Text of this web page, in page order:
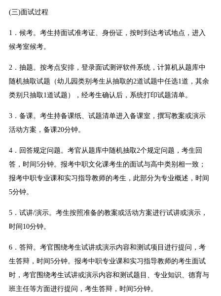
(三)面试过程
1．候考。考生持面试准考证、身份证，按时到达考试地点，进入
候考室候考。
2．抽题。按考点安排，登录面试测评软件系统，计算机从题库中
随机抽取试题（幼儿园类别考生从抽取的2道试题中任选1道，其余
类别只抽取1道试题），经考生确认后，系统打印试题清单。
3．备课。考生持备课纸、试题清单进入备课室，撰写教案或演示
活动方案，备课20分钟。
4．回答规定问题。考官从题库中随机抽取2个规定问题，考生回
答，时间5分钟。报考中职文化课考生的面试与高中类别相一致；
报考中职专业课和实习指导教师的考生，此部分为专业概述，时间
5分钟。
5．试讲/演示。考生按照准备的教案或活动方案进行试讲或演示，
时间10分钟。
6．答辩。考官围绕考生试讲或演示内容和测试项目进行提问，考
生答辩，时间5分钟。报考中职专业课和实习指导教师的考生面试
时，考官围绕考生试讲或演示内容和测试题目、专业知识、德育与
班主任等方面进行提问，考生答辩，时间5分钟。